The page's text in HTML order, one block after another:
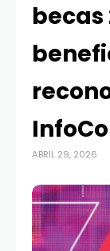
becas
ABRIL 29, 2026